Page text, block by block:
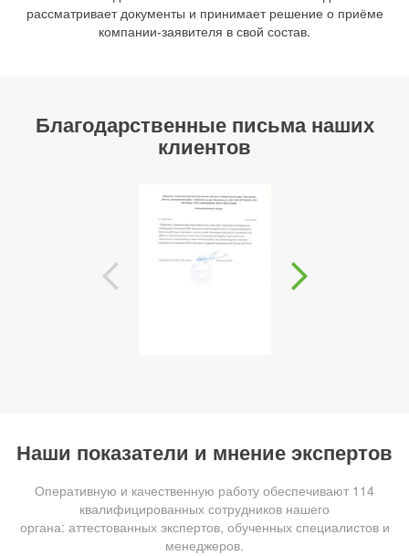
рассматривает документы и принимает решение о приёме
компании-заявителя в свой состав.
Благодарственные письма наших
клиентов
Наши показатели и мнение экспертов
Оперативную и качественную работу обеспечивают 114
квалифицированных сотрудников нашего
органа: аттестованных экспертов, обученных специалистов и
менеджеров.